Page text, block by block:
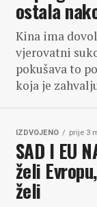
ostala
Kina ima
vjerovatni
pokušava to
koja je
IZDVOJENO prije 3
SAD I EU
želi
želi